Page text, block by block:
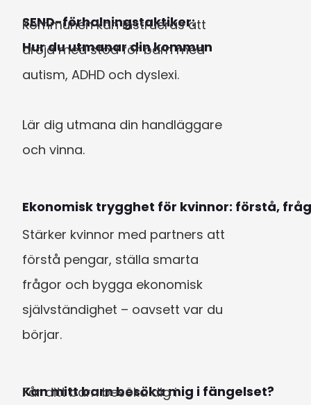
SEND-förhalningstaktiker:
Hur du utmanar din kommun
Kommunen kan instrueras att
dröja med stöd för barn med
autism, ADHD och dyslexi.
Lär dig utmana din handläggare
och vinna.
Ekonomisk trygghet för kvinnor: förstå,
Stärker kvinnor med partners att
förstå pengar, ställa smarta
frågor och bygga ekonomisk
självständighet – oavsett var du
börjar.
Kan mitt barn besöka mig i fängelset?
Får ditt barn besöka dig i